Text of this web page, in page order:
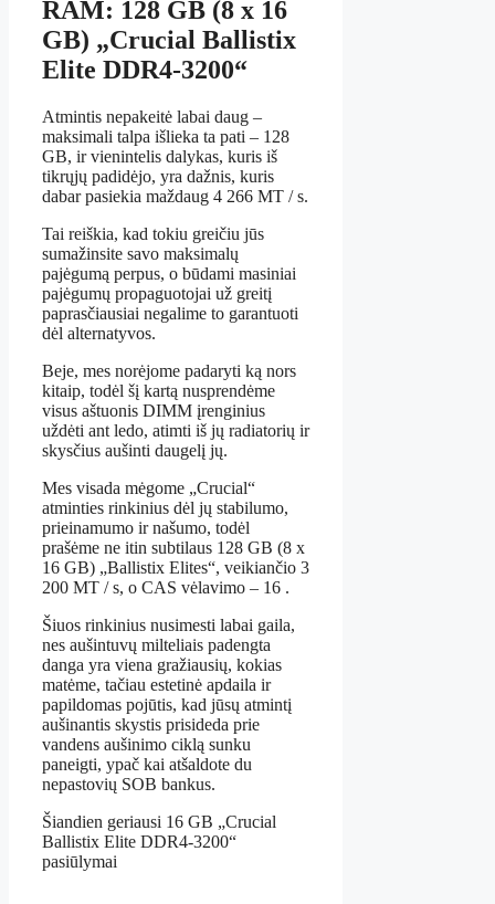
RAM: 128 GB (8 x 16
GB) „Crucial Ballistix
Elite DDR4-3200“
Atmintis nepakeitė labai daug –
maksimali talpa išlieka ta pati – 128
GB, ir vienintelis dalykas, kuris iš
tikrųjų padidėjo, yra dažnis, kuris
dabar pasiekia maždaug 4 266 MT / s.
Tai reiškia, kad tokiu greičiu jūs
sumažinsite savo maksimalų
pajėgumą perpus, o būdami masiniai
pajėgumų propaguotojai už greitį
paprasčiausiai negalime to garantuoti
dėl alternatyvos.
Beje, mes norėjome padaryti ką nors
kitaip, todėl šį kartą nusprendėme
visus aštuonis DIMM įrenginius
uždėti ant ledo, atimti iš jų radiatorių ir
skysčius aušinti daugelį jų.
Mes visada mėgome „Crucial“
atminties rinkinius dėl jų stabilumo,
prieinamumo ir našumo, todėl
prašėme ne itin subtilaus 128 GB (8 x
16 GB) „Ballistix Elites“, veikiančio 3
200 MT / s, o CAS vėlavimo – 16 .
Šiuos rinkinius nusimesti labai gaila,
nes aušintuvų milteliais padengta
danga yra viena gražiausių, kokias
matėme, tačiau estetinė apdaila ir
papildomas pojūtis, kad jūsų atmintį
aušinantis skystis prisideda prie
vandens aušinimo ciklą sunku
paneigti, ypač kai atšaldote du
nepastovių SOB bankus.
Šiandien geriausi 16 GB „Crucial
Ballistix Elite DDR4-3200“
pasiūlymai